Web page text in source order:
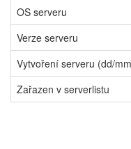
OS serveru
Verze serveru
Vytvoření serveru (dd/
Zařazen v serverlistu